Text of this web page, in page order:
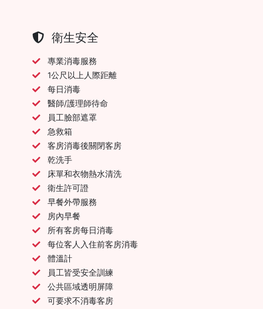
衛生安全
專業消毒服務
1公尺以上人際距離
每日消毒
醫師/護理師待命
員工臉部遮罩
急救箱
客房消毒後關閉客房
乾洗手
床單和衣物熱水清洗
衛生許可證
早餐外帶服務
房內早餐
所有客房每日消毒
每位客人入住前客房消毒
體溫計
員工皆受安全訓練
公共區域透明屏障
可要求不消毒客房